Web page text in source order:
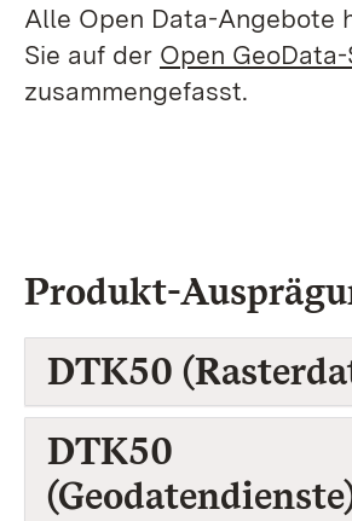
Alle Open Data-Angebote
Sie auf der Open
zusammengefasst.
Produkt-
DTK50
DTK50